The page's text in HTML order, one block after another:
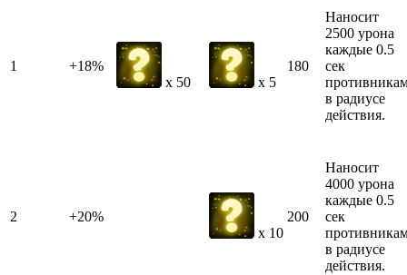
1
+18%
x 50
x 5
180
Наносит
2500 урона
каждые 0.5
сек
в радиусе
действия.
2
+20%
x 10
200
Наносит
4000 урона
каждые 0.5
сек
в радиусе
действия.